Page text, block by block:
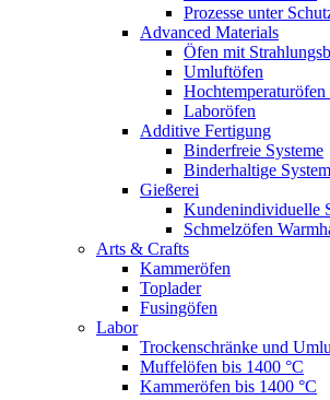
Prozesse unter
Advanced Materials
Öfen mit
Umluftöfen
Hochtemperaturöfen
Laboröfen
Additive Fertigung
Binderfreie Systeme
Binderhaltige
Gießerei
Kundenindividuelle
Schmelzöfen
Arts & Crafts
Kammeröfen
Toplader
Fusingöfen
Labor
Trockenschränke und
Muffelöfen bis 1400 °C
Kammeröfen bis 1400 °C